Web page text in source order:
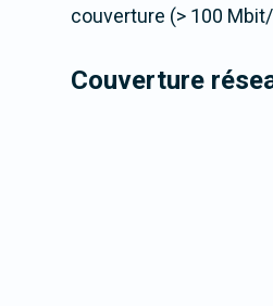
couverture (> 100
Couverture